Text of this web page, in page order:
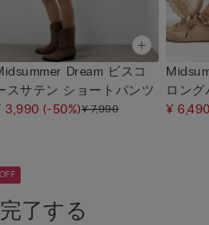
Dream ビスコ
スサテン ショートパンツ
3,990(-50%)¥ 7,990
ロン
¥
了する